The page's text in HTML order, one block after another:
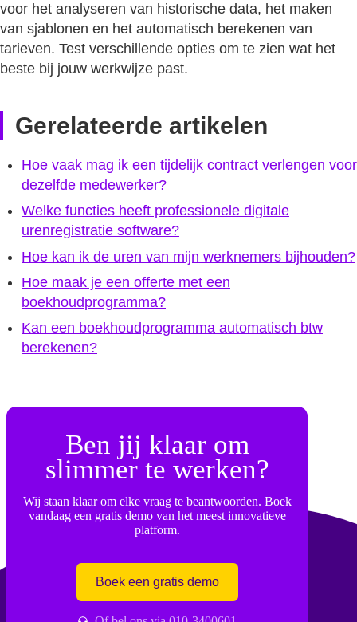
voor het analyseren van historische data, het maken
van sjablonen en het automatisch berekenen van
tarieven. Test verschillende opties om te zien wat het
beste bij jouw werkwijze past.
Gerelateerde artikelen
Hoe vaak mag ik een tijdelijk contract verlengen voor
dezelfde medewerker?
Welke functies heeft professionele digitale
urenregistratie software?
Hoe kan ik de uren van mijn werknemers bijhouden?
Hoe maak je een offerte met een
boekhoudprogramma?
Kan een boekhoudprogramma automatisch btw
berekenen?
Ben jij klaar om
slimmer te werken?
Wij staan klaar om elke vraag te beantwoorden. Boek
vandaag een gratis demo van het meest innovatieve
platform.
Boek een gratis demo